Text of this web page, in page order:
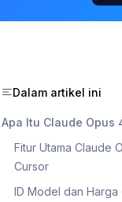
Dalam artikel ini
Apa Itu Claude Opus
Fitur Utama Claude
Cursor
ID Model dan Harga